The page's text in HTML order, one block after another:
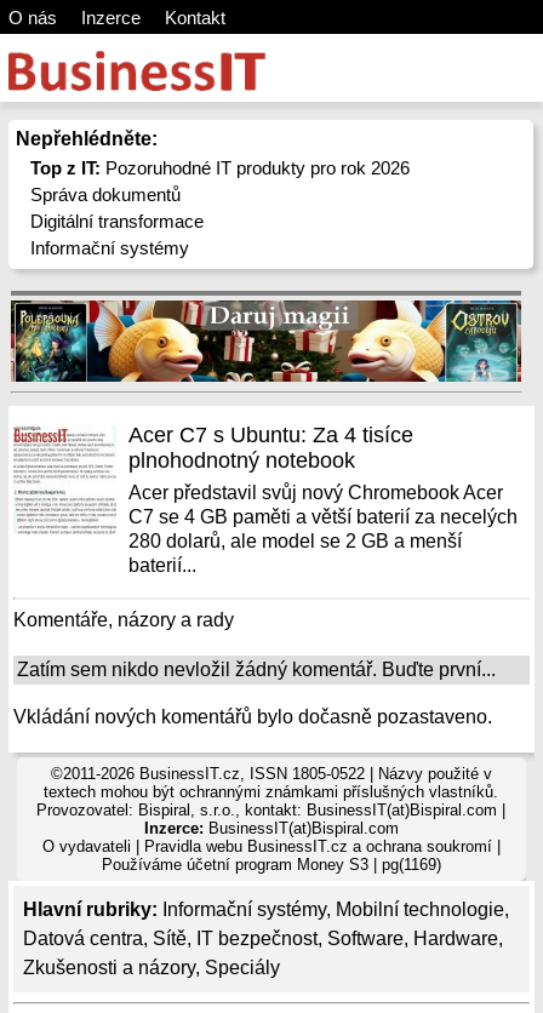
O nás Inzerce Kontakt
Nepřehlédněte:
Top z IT: Pozoruhodné IT produkty pro rok 2026
Správa dokumentů
Digitální transformace
Informační systémy
Hlavní rubriky: Informační systémy, Mobilní technologie,
Datová centra, Sítě, IT bezpečnost, Software, Hardware,
Zkušenosti a názory, Speciály
Acer C7 s Ubuntu: Za 4 tisíce
plnohodnotný notebook
Acer představil svůj nový Chromebook Acer
C7 se 4 GB paměti a větší baterií za necelých
280 dolarů, ale model se 2 GB a menší
baterií...
Komentáře, názory a rady
Zatím sem nikdo nevložil žádný komentář. Buďte první...
Vkládání nových komentářů bylo dočasně pozastaveno.
©2011-2026 BusinessIT.cz, ISSN 1805-0522 | Názvy použité v
textech mohou být ochrannými známkami příslušných vlastníků.
Provozovatel: Bispiral, s.r.o., kontakt: BusinessIT(at)Bispiral.com |
Inzerce: BusinessIT(at)Bispiral.com
O vydavateli
Pravidla webu BusinessIT.cz a ochrana soukromí|
Používáme účetní program Money S3| pg(1169)